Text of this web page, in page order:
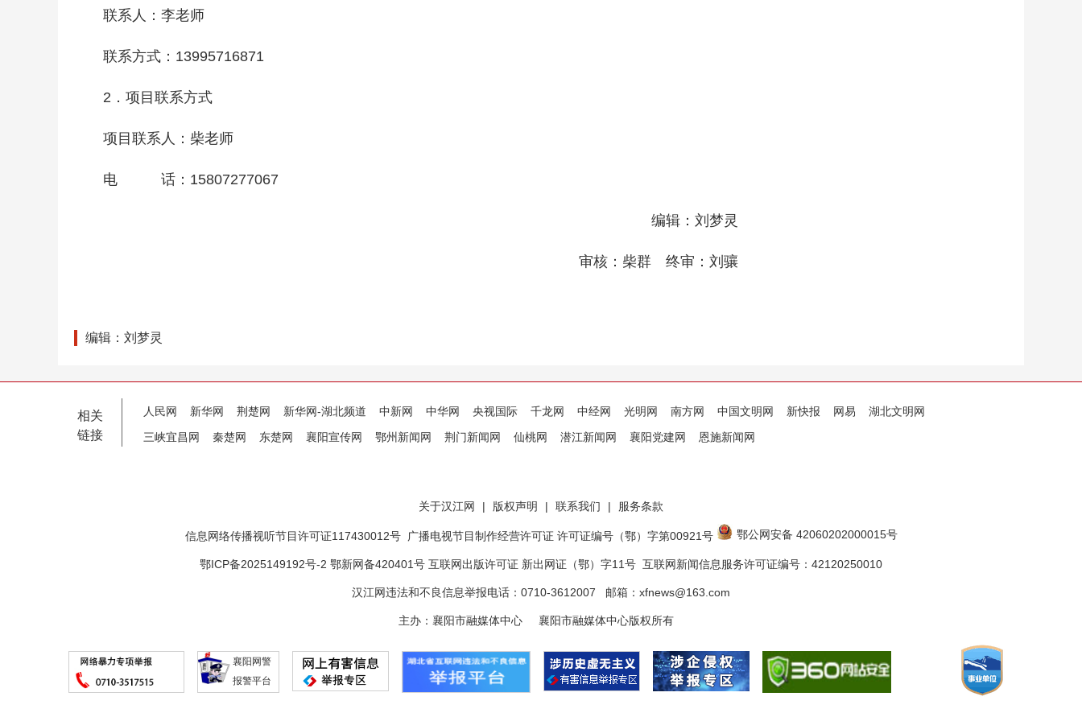
联系人：李老师
联系方式：13995716871
2．项目联系方式
项目联系人：柴老师
电 话：15807277067
编辑：刘梦灵
审核：柴群 终审：刘骧
编辑：刘梦灵
相关
链接
人民网 新华网 荆楚网 新华网-湖北频道 中新网 中华网 央视国际 千龙网 中经网 光明网 南方网 中国文明网 新快报 网易
湖北文明网
三峡宜昌网
秦楚网 东楚网 襄阳宣传网 鄂州新闻网 荆门新闻网 仙桃网 潜江新闻网 襄阳党建网 恩施新闻网
关于汉江网 | 版权声明 | 联系我们 | 服务条款
信息网络传播视听节目许可证117430012号 广播电视节目制作经营许可证 许可证编号（鄂）字第00921号 鄂公网安备 42060202000015号
鄂ICP备2025149192号-2 鄂新网备420401号 互联网出版许可证 新出网证（鄂）字11号 互联网新闻信息服务许可证编号：42120250010
汉江网违法和不良信息举报电话：0710-3612007 邮箱：xfnews@163.com
主办：襄阳市融媒体中心 襄阳市融媒体中心版权所有
襄阳网警
报警平台